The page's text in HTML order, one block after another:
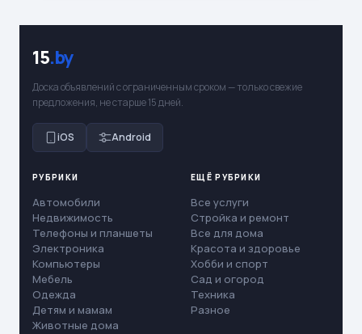
15.by
Доска объявлений с ограниченным сроком — только свежие
предложения, не старше 15 дней.
iOS Android
РУБРИКИ
Автомобили
Недвижимость
Телефоны и планшеты
Электроника
Компьютеры
Мебель
Одежда
Детям и мамам
Животные дома
ЕЩЁ РУБРИКИ
Все услуги
Стройка и ремонт
Все для дома
Красота и здоровье
Хобби и спорт
Сад и огород
Техника
Разное